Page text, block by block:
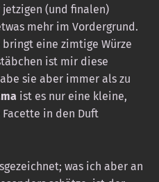
(und finalen)
mehr im Vordergrund.
eine zimtige Würze
ist mir diese
sie aber immer als zu
ist es nur eine kleine,
in den Duft
was ich aber an